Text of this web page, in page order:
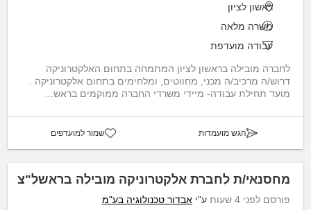
ראשון לציון
משרה מלאה
עבודה מועדפת
לחברה מובילה בראשון לציון המתמחה בתחום האלקטרוניקה
דרוש/ה מרכיב/ה מכני, מחווטים, ומלחימים בתחום אלקטרוניקה .
מועד תחילת עבודה- מיידי משרדי החברה ממוקמים בראש...
הגש מועמדות שמור למועדפים
מחסנאי/ת לחברת אלקטרוניקה מובילה בראשל"צ
פורסם לפני 4 שעות ע"י אבדור טכנולוגיה בע"מ